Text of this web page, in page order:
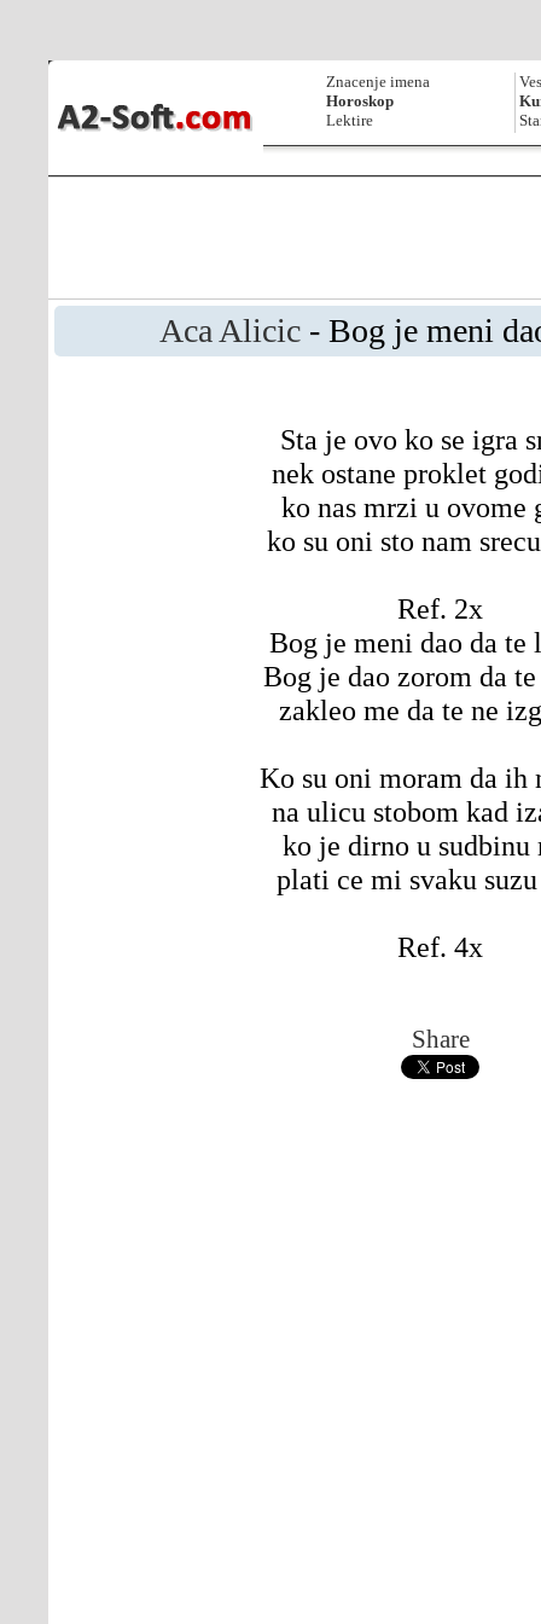
Znacenje imena
Horoskop
Lektire
Aca Alicic - Bog je meni
Sta je ovo ko se igra
nek ostane proklet
ko nas mrzi u ovome
ko su oni sto nam
Ref. 2x
Bog je meni dao da te
Bog je dao zorom da
zakleo me da te ne
Ko su oni moram da ih
na ulicu stobom kad
ko je dirno u sudbinu
plati ce mi svaku
Ref. 4x
Share